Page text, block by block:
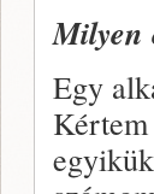
Milyen
Egy